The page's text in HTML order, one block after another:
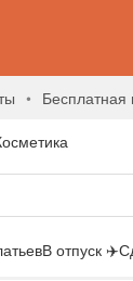
В отпуск ✈️